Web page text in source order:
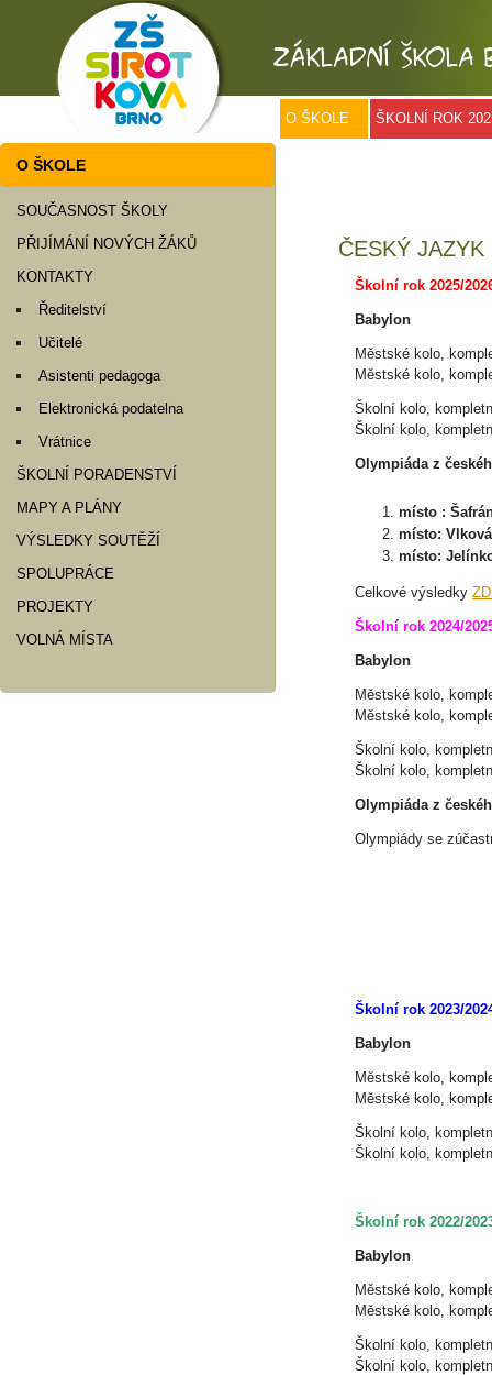
O ŠKOLE ŠKOLNÍ ROK
O ŠKOLE
SOUČASNOST ŠKOLY
PŘIJÍMÁNÍ NOVÝCH ŽÁKŮ
KONTAKTY
Ředitelství
Učitelé
Asistenti pedagoga
Elektronická podatelna
Vrátnice
ŠKOLNÍ PORADENSTVÍ
MAPY A PLÁNY
VÝSLEDKY SOUTĚŽÍ
SPOLUPRÁCE
PROJEKTY
VOLNÁ MÍSTA
ČESKÝ JAZYK
Školní rok 2025/
Babylon
Městské kolo,
Městské kolo,
Školní kolo,
Školní kolo,
Olympiáda z
místo :
místo:
místo:
Celkové výsledky
Školní rok 2024/
Babylon
Městské kolo,
Městské kolo,
Školní kolo,
Školní kolo,
Olympiáda z
Olympiády se
Školní rok 2023/
Babylon
Městské kolo,
Městské kolo,
Školní kolo,
Školní kolo,
Školní rok 2022/
Babylon
Městské kolo,
Městské kolo,
Školní kolo,
Školní kolo,